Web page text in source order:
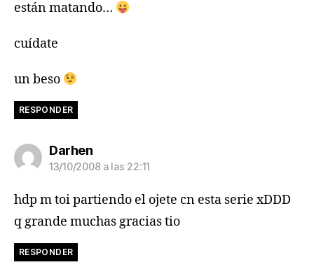
están matando…
cuídate
un beso
RESPONDER
Darhendice:
13/10/2008 a las 22:11
hdp m toi partiendo el ojete cn esta serie xDDD
q grande muchas gracias tio
RESPONDER